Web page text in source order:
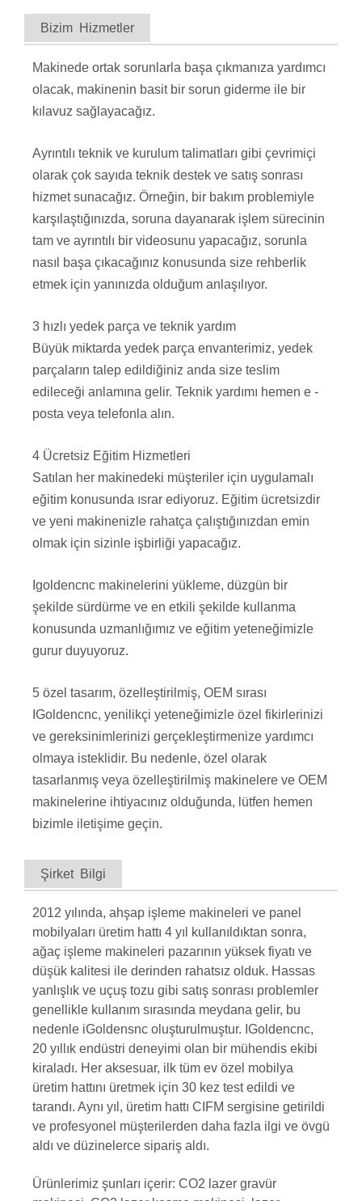
Kullanım ve Performans:
1. Bu üretim hattı özel hassas sıcak eriyik tutkal sistemini
benimser. Bu makine, panel ve çok katmanlı tahtaya
mobilya kapısı, petek tahtası ve köpük tahtası yapışması